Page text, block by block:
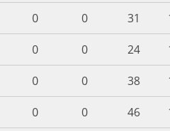
0 0 31
0 0 24
0 0 38
0 0 46